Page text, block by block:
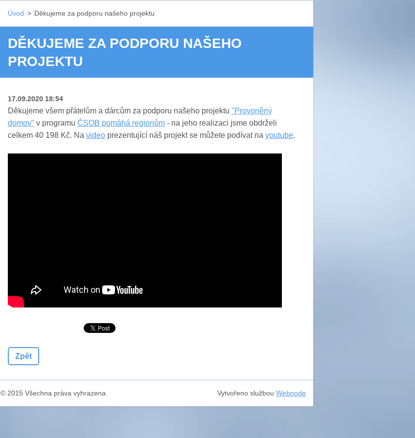
Úvod > Děkujeme za podporu našeho projektu
DĚKUJEME ZA PODPORU NAŠEHO
PROJEKTU
17.09.2020 18:54
Děkujeme všem přátelům a dárcům za podporu našeho projektu "Provoněný
domov" v programu ČSOB pomáhá regionům - na jeho realizaci jsme obdrželi
celkem 40 198 Kč. Na video prezentující náš projekt se můžete podívat na youtube.
Zpět
© 2015 Všechna práva vyhrazena. Vytvořeno službouWebnode